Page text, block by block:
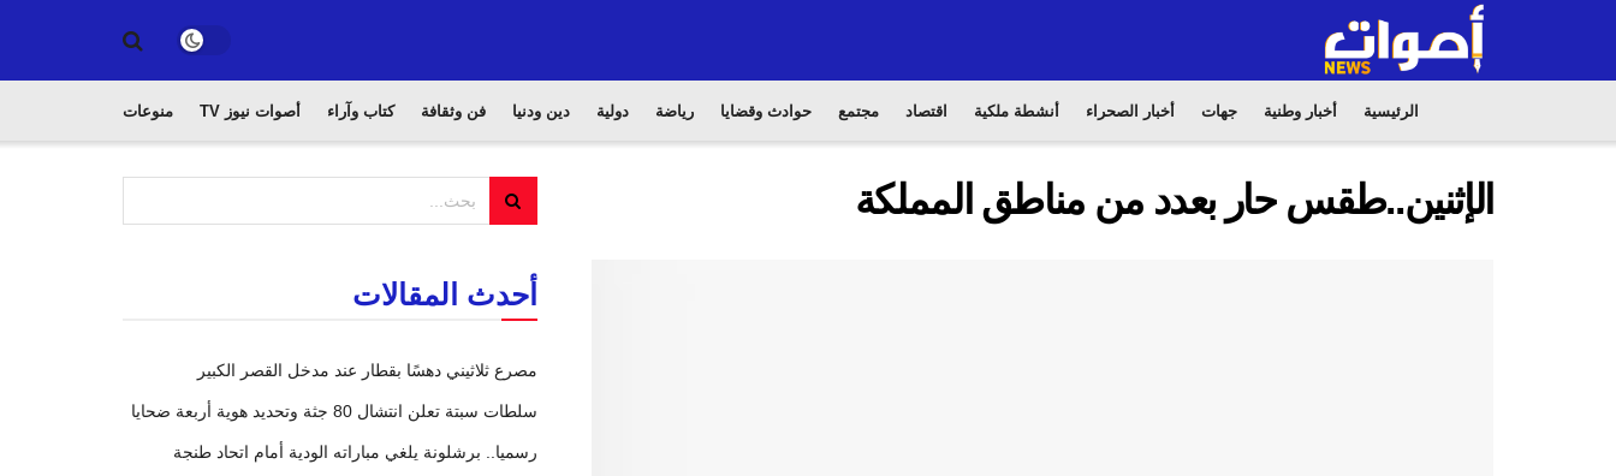
الرئيسية أخبار وطنية جهات أخبار الصحراء أنشطة ملكية اقتصاد مجتمع حوادث وقضايا رياضة دولية دين ودنيا فن وثقافة كتاب وآراء أصوات نيوز TV منوعات
الإثنين..طقس حار بعدد من مناطق المملكة
أحدث المقالات
مصرع ثلاثيني دهسًا بقطار عند مدخل القصر الكبير
سلطات سبتة تعلن انتشال 80 جثة وتحديد هوية أربعة ضحايا
رسميا.. برشلونة يلغي مباراته الودية أمام اتحاد طنجة